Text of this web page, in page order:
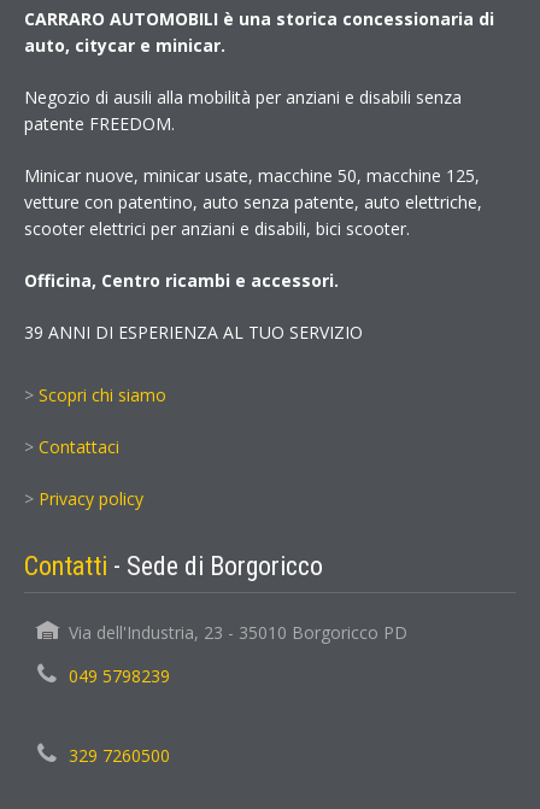
CARRARO AUTOMOBILI è una storica concessionaria di
auto, citycar e minicar.
Negozio di ausili alla mobilità per anziani e disabili senza
patente FREEDOM.
Minicar nuove, minicar usate, macchine 50, macchine 125,
vetture con patentino, auto senza patente, auto elettriche,
scooter elettrici per anziani e disabili, bici scooter.
Officina, Centro ricambi e accessori.
39 ANNI DI ESPERIENZA AL TUO SERVIZIO
> Scopri chi siamo
> Contattaci
> Privacy policy
Contatti - Sede di Borgoricco
Via dell'Industria, 23 - 35010 Borgoricco PD
049 5798239
329 7260500